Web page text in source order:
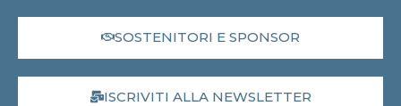
SOSTENITORI E SPONSOR
ISCRIVITI ALLA NEWSLETTER